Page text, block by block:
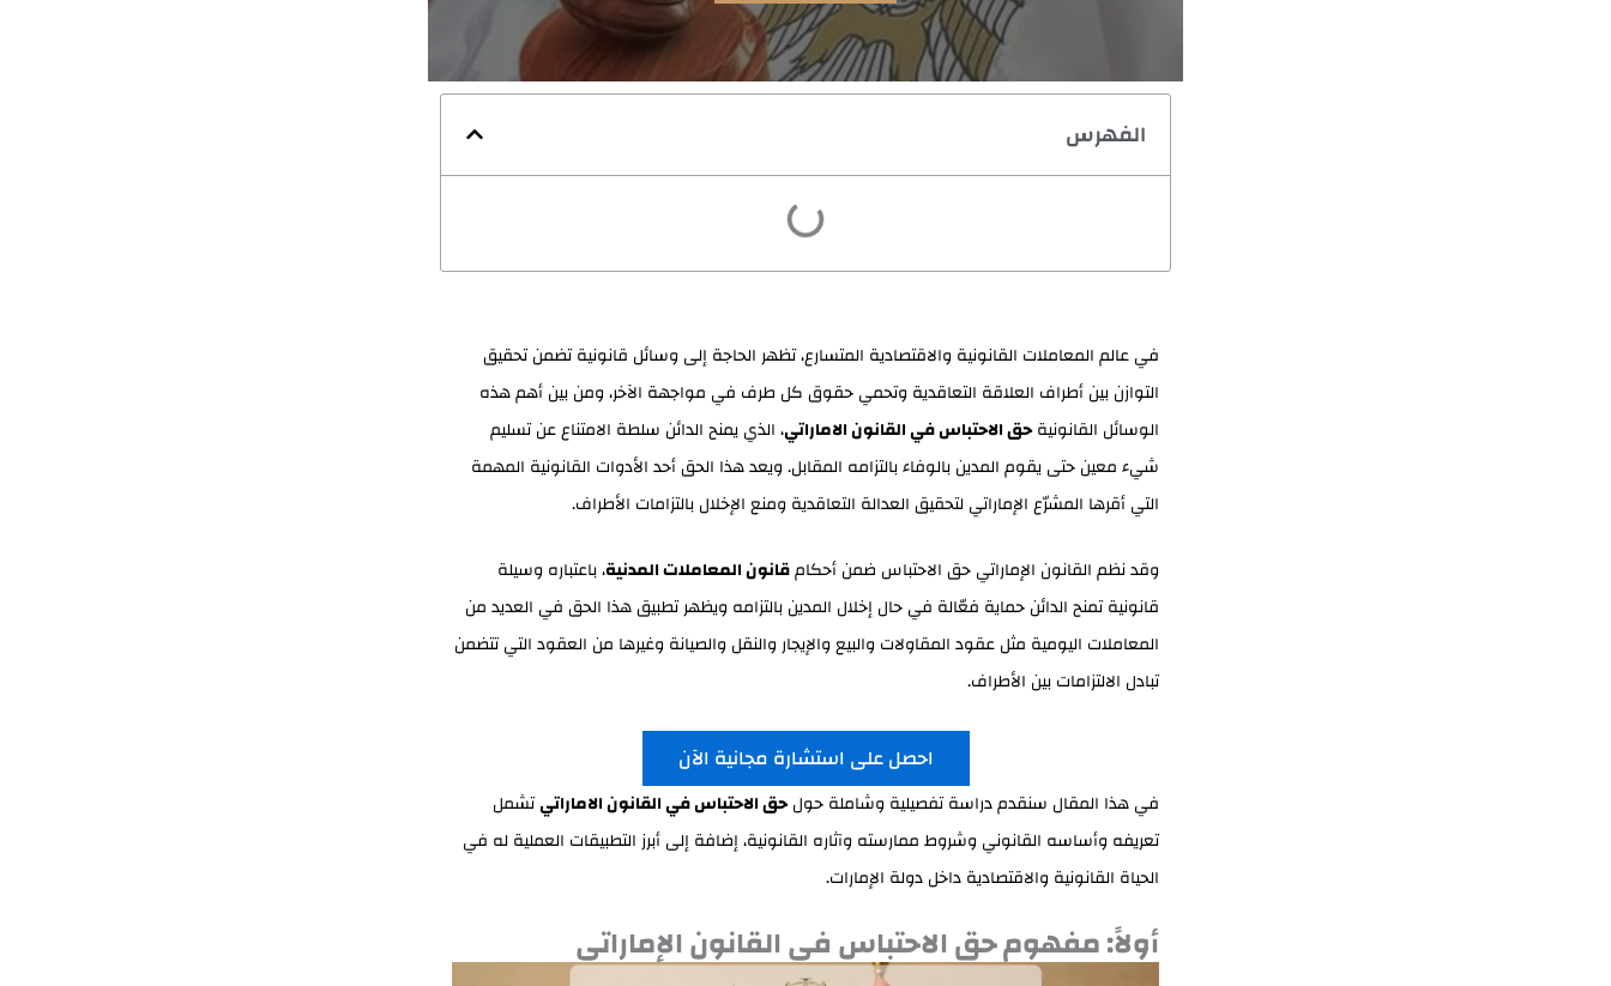
الفهرس
في عالم المعاملات القانونية والاقتصادية المتسارع، تظهر الحاجة إلى وسائل قانونية تضمن تحقيق
التوازن بين أطراف العلاقة التعاقدية وتحمي حقوق كل طرف في مواجهة الآخر، ومن بين أهم هذه
الوسائل القانونيةحق الاحتباس في القانون الاماراتي، الذي يمنح الدائن سلطة الامتناع عن تسليم
شيء معين حتى يقوم المدين بالوفاء بالتزامه المقابل. ويعد هذا الحق أحد الأدوات القانونية المهمة
التي أقرها المشرّع الإماراتي لتحقيق العدالة التعاقدية ومنع الإخلال بالتزامات الأطراف.
وقد نظم القانون الإماراتي حق الاحتباس ضمن أحكامقانون المعاملات المدنية، باعتباره وسيلة
قانونية تمنح الدائن حماية فعّالة في حال إخلال المدين بالتزامه ويظهر تطبيق هذا الحق في العديد من
المعاملات اليومية مثل عقود المقاولات والبيع والإيجار والنقل والصيانة وغيرها من العقود التي تتضمن
تبادل الالتزامات بين الأطراف.
احصل على استشارة مجانية الآن
في هذا المقال سنقدم دراسة تفصيلية وشاملة حولحق الاحتباس في القانون الاماراتيتشمل
تعريفه وأساسه القانوني وشروط ممارسته وآثاره القانونية، إضافة إلى أبرز التطبيقات العملية له في
الحياة القانونية والاقتصادية داخل دولة الإمارات.
أولاً: مفهوم حق الاحتباس في القانون الإماراتي